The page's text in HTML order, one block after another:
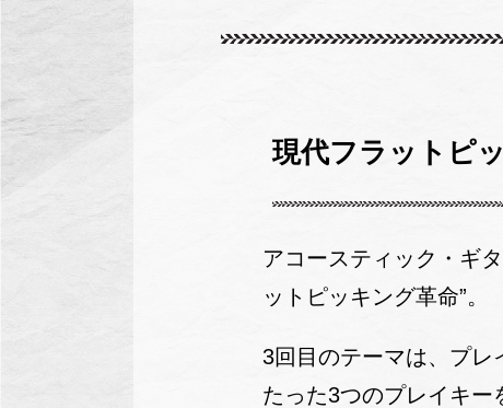
現代フラットピ
アコースティック・ギ
ットピッキング革命”。
3回目のテーマは、プレ
たった3つのプレイキ